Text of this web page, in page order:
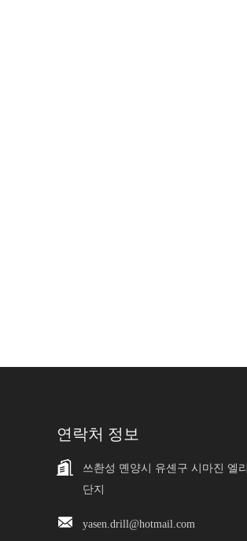
연락처 정보
쓰촨성 몐양시 유셴구 시마진 엘
단지
yasen.drill@hotmail.com